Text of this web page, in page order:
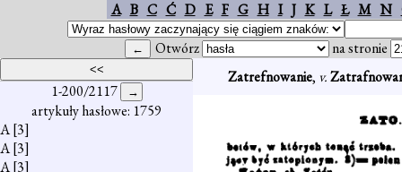
A B C Ć D E F G H I J K L Ł M N
Otwórz na stronie
1-200/2117
artykuły hasłowe: 1759
A[3]
A[3]
A[3]
Zatrefnowanie, v.